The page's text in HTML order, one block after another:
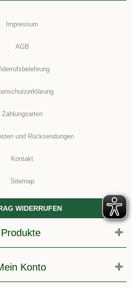
Impressum
AGB
Zahlungsarten
und Rücksendungen
Kontakt
Sitemap
WIDERRUFEN
Produkte
Konto